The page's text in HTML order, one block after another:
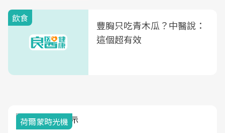
飲食
豐胸只吃青木瓜？中醫說：
這個超有效
荷爾蒙時光機